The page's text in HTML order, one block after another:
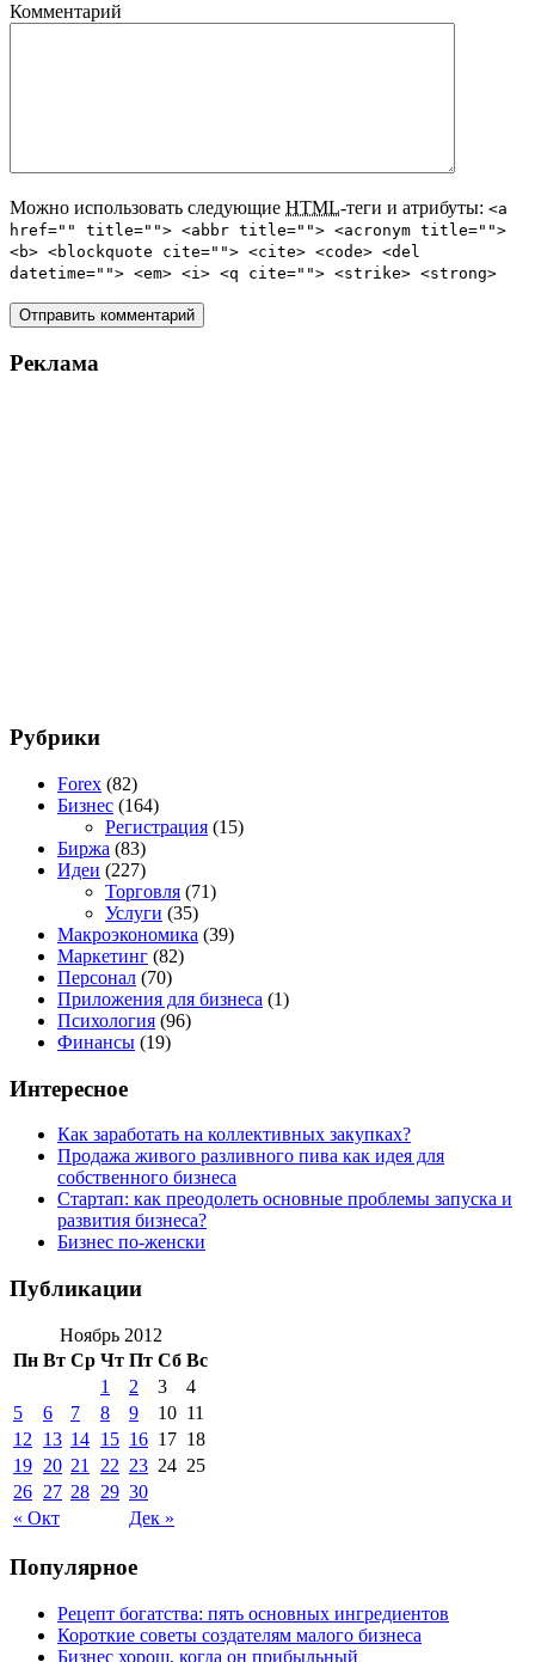
Комментарий
Можно использовать следующие HTML-теги и атрибуты: <a
href="" title=""> <abbr title=""> <acronym title="">
<b> <blockquote cite=""> <cite> <code> <del
datetime=""> <em> <i> <q cite=""> <strike> <strong>
Реклама
Рубрики
Forex (82)
Бизнес (164)
Регистрация (15)
Биржа (83)
Идеи (227)
Торговля (71)
Услуги (35)
Макроэкономика (39)
Маркетинг (82)
Персонал (70)
Приложения для бизнеса (1)
Психология (96)
Финансы (19)
Интересное
Как заработать на коллективных закупках?
Продажа живого разливного пива как идея для
собственного бизнеса
Стартап: как преодолеть основные проблемы запуска и
развития бизнеса?
Бизнес по-женски
Публикации
Ноябрь 2012
Пн Вт Ср Чт Пт Сб Вс
« Окт Дек »
1 2 3
4
5
6 7 8 9 10 11
12
13 14 15 16 17 18
19 20 21 22 23 24 25
26 27 28 29 30
Популярное
Рецепт богатства: пять основных ингредиентов
Короткие советы создателям малого бизнеса
Бизнес хорош, когда он прибыльный